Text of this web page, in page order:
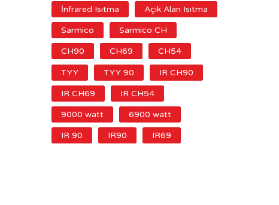
İnfrared Isıtma Açık Alan Isıtma
Sarmico Sarmico CH
CH90 CH69 CH54
TYY TYY 90 IR CH90
IR CH69 IR CH54
9000 watt 6900 watt
IR 90 IR90 IR69